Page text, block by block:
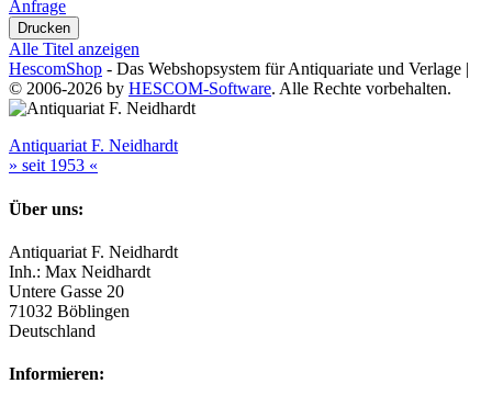
Anfrage
Alle Titel anzeigen
HescomShop - Das Webshopsystem für Antiquariate und Verlage |
© 2006-2026 by HESCOM-Software. Alle Rechte vorbehalten.
Antiquariat F. Neidhardt
» seit 1953 «
Über uns:
Antiquariat F. Neidhardt
Inh.: Max Neidhardt
Untere Gasse 20
71032 Böblingen
Deutschland
Informieren: